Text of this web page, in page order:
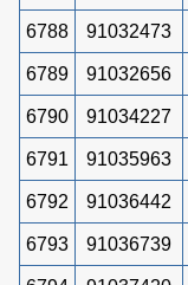
6788 91032473
6789 91032656
6790 91034227
6791 91035963
6792 91036442
6793 91036739